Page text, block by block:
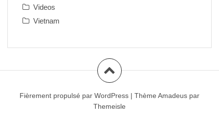
Videos
Vietnam
Fièrement propulsé par WordPress | Thème Amadeus par
Themeisle